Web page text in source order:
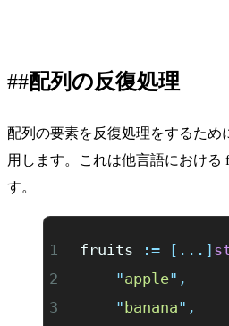
配列の反復処理
配列の要素を反復処理をするため
用します。これは他言語における
す。
fruits := [...]
	"
apple" ,
	"
banana" ,